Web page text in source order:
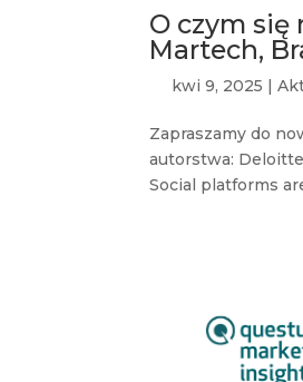
O czym się
Martech,
kwi 9, 2025 |
Zapraszamy do
autorstwa:
Social platforms